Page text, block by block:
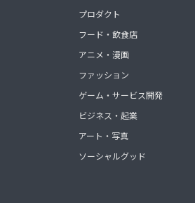
プロダクト
フード・飲食店
アニメ・漫画
ファッション
ゲーム・サービス開発
ビジネス・起業
アート・写真
ソーシャルグッド